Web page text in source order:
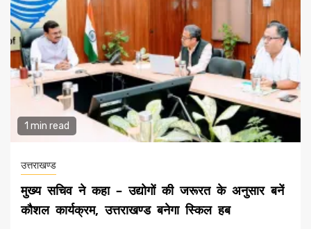
1 min read
उत्तराखण्ड
मुख्य सचिव ने कहा – उद्योगों की जरूरत के अनुसार बनें
कौशल कार्यक्रम, उत्तराखण्ड बनेगा स्किल हब